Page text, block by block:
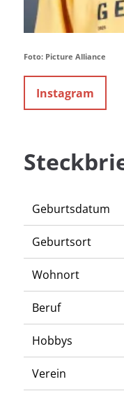
Foto: Picture Alliance
Instagram
Geburtsdatum
Geburtsort
Wohnort
Beruf
Hobbys
Verein